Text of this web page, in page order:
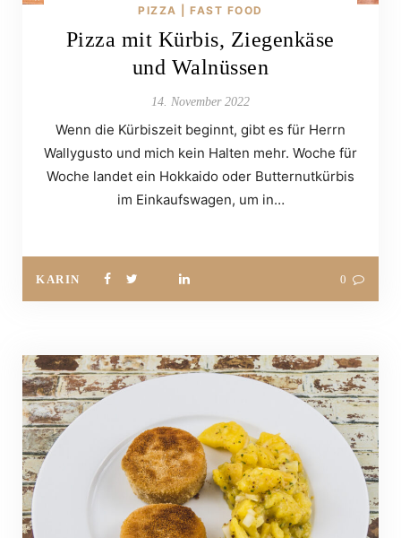
PIZZA | FAST FOOD
Pizza mit Kürbis, Ziegenkäse
und Walnüssen
14. November 2022
Wenn die Kürbiszeit beginnt, gibt es für Herrn
Wallygusto und mich kein Halten mehr. Woche für
Woche landet ein Hokkaido oder Butternutkürbis
im Einkaufswagen, um in…
KARIN 0